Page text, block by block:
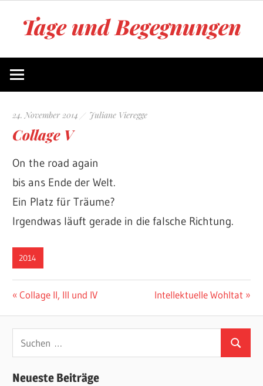
Tage und Begegnungen
von
24. November 2014 Juliane Vieregge
Collage V
On the road again
bis ans Ende der Welt.
Ein Platz für Träume?
Irgendwas läuft gerade in die falsche Richtung.
2014
Beitragsnavigation
Vorheriger
Collage II, III und IV
Nächster
Intellektuelle Wohltat
Suchen
nach:
Suchen
Neueste Beiträge